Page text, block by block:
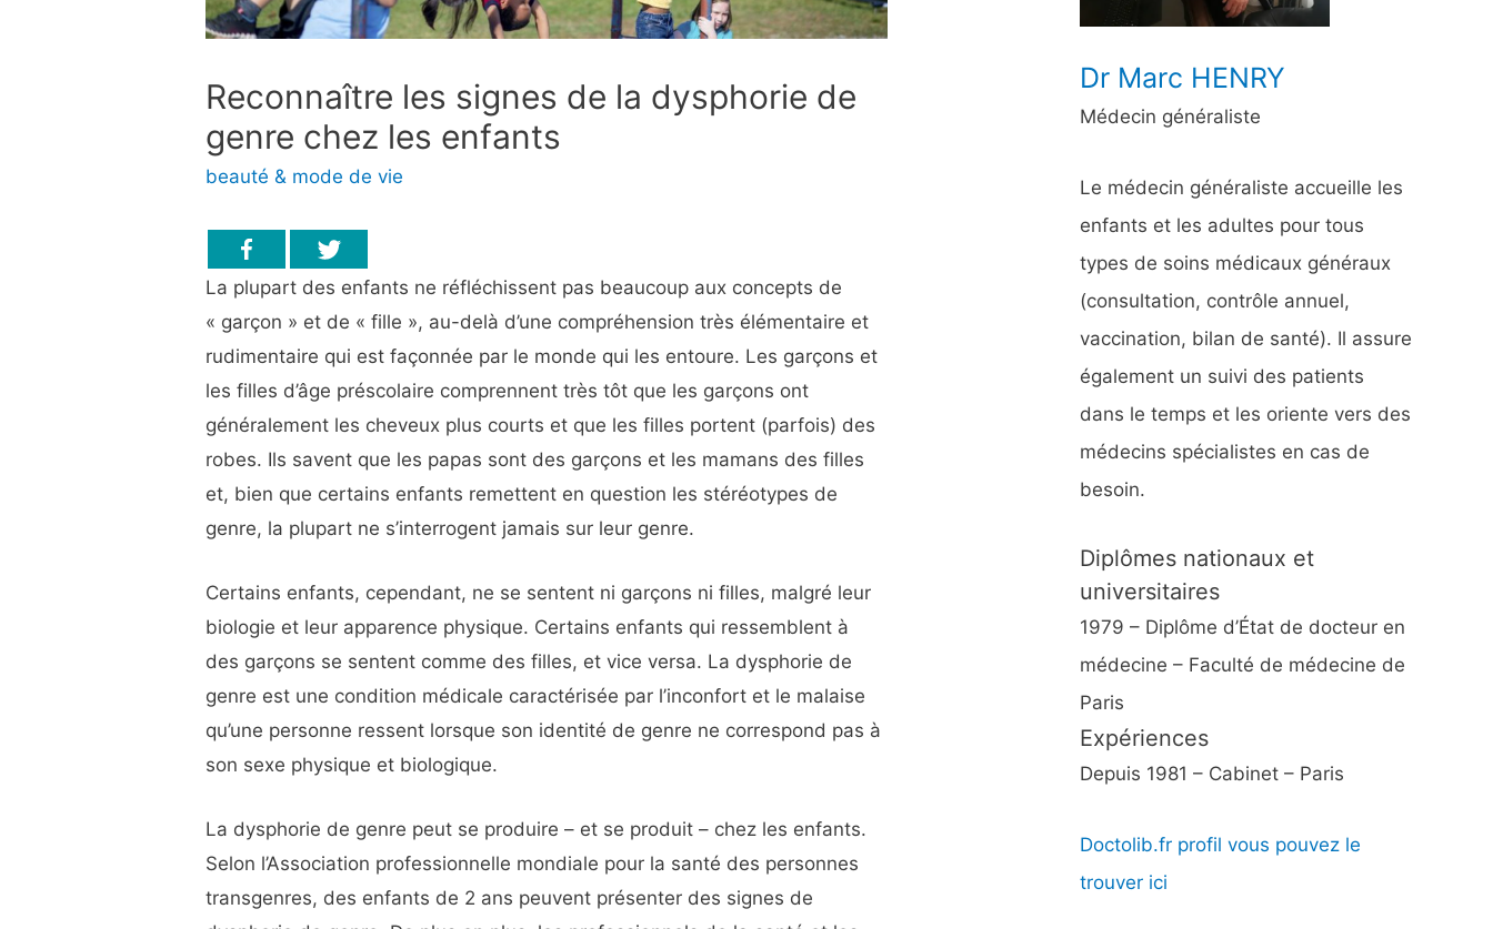
Reconnaître les signes de la dysphorie de
genre chez les enfants
beauté & mode de vie
La plupart des enfants ne réfléchissent pas beaucoup aux concepts de
« garçon » et de « fille », au-delà d’une compréhension très élémentaire et
rudimentaire qui est façonnée par le monde qui les entoure. Les garçons et
les filles d’âge préscolaire comprennent très tôt que les garçons ont
généralement les cheveux plus courts et que les filles portent (parfois) des
robes. Ils savent que les papas sont des garçons et les mamans des filles
et, bien que certains enfants remettent en question les stéréotypes de
genre, la plupart ne s’interrogent jamais sur leur genre.
Certains enfants, cependant, ne se sentent ni garçons ni filles, malgré leur
biologie et leur apparence physique. Certains enfants qui ressemblent à
des garçons se sentent comme des filles, et vice versa. La dysphorie de
genre est une condition médicale caractérisée par l’inconfort et le malaise
qu’une personne ressent lorsque son identité de genre ne correspond pas à
son sexe physique et biologique.
La dysphorie de genre peut se produire – et se produit – chez les enfants.
Selon l’Association professionnelle mondiale pour la santé des personnes
transgenres, des enfants de 2 ans peuvent présenter des signes de
Dr Marc HENRY
Médecin généraliste
Le médecin généraliste accueille les
enfants et les adultes pour tous
types de soins médicaux généraux
(consultation, contrôle annuel,
vaccination, bilan de santé). Il assure
également un suivi des patients
dans le temps et les oriente vers des
médecins spécialistes en cas de
besoin.
Diplômes nationaux et
universitaires
1979 – Diplôme d’État de docteur en
médecine – Faculté de médecine de
Paris
Expériences
Depuis 1981 – Cabinet – Paris
Doctolib.fr profil vous pouvez le
trouver ici